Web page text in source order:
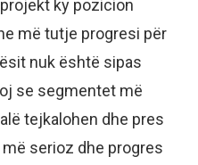
ky pozicion
më tutje progresi për
nuk është sipas
se segmentet më
tejkalohen dhe pres
serioz dhe progres